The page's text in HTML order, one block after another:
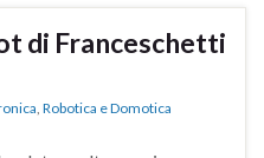
di Franceschetti
Robotica e Domotica